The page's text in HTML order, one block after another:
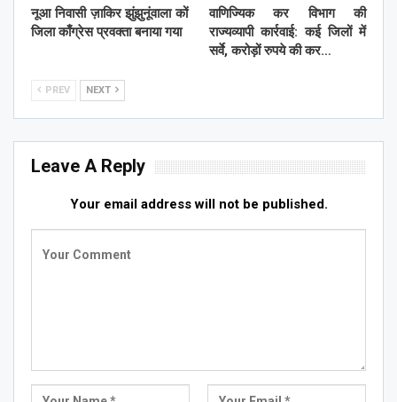
नूआ निवासी ज़ाकिर झुंझुनूंवाला कों
जिला काँग्रेस प्रवक्ता बनाया गया
वाणिज्यिक कर विभाग की
राज्यव्यापी कार्रवाई: कई जिलों में
सर्वे, करोड़ों रुपये की कर…
PREV NEXT
Leave A Reply
Your email address will not be published.